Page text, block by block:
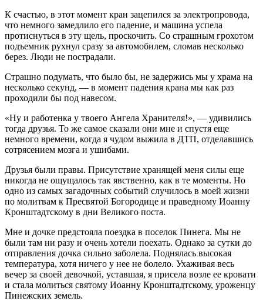
К счастью, в этот момент кран зацепился за электропровода,
что немного замедлило его падение, и машина успела
протиснуться в эту щель, проскочить. Со страшным грохотом
подъемник рухнул сразу за автомобилем, сломав несколько
берез. Люди не пострадали.
Страшно подумать, что было бы, не задержись мы у храма на
несколько секунд, — в момент падения крана мы как раз
проходили бы под навесом.
«Ну и работенка у твоего Ангела Хранителя!», — удивились
тогда друзья. То же самое сказали они мне и спустя еще
немного времени, когда я чудом выжила в ДТП, отделавшись
сотрясением мозга и ушибами.
Друзья были правы. Присутствие хранящей меня силы еще
никогда не ощущалось так явственно, как в те моменты. Но
одно из самых загадочных событий случилось в моей жизни
по молитвам к Пресвятой Богородице и праведному Иоанну
Кронштадтскому в дни Великого поста.
Мне и дочке предстояла поездка в поселок Пинега. Мы не
были там ни разу и очень хотели поехать. Однако за сутки до
отправления дочка сильно заболела. Поднялась высокая
температура, хотя ничего у нее не болело. Ухаживая весь
вечер за своей девочкой, уставшая, я присела возле ее кровати
и стала молиться святому Иоанну Кронштадтскому, уроженцу
Пинежских земель.